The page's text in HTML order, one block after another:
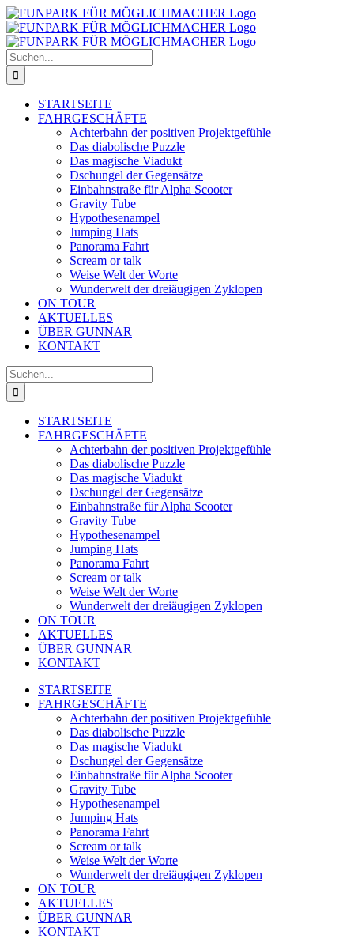
Zum
Inhalt
springen
Suche
nach:
STARTSEITE
FAHRGESCHÄFTE
Achterbahn der positiven Projektgefühle
Das diabolische Puzzle
Das magische Viadukt
Dschungel der Gegensätze
Einbahnstraße für Alpha Scooter
Gravity Tube
Hypothesenampel
Jumping Hats
Panorama Fahrt
Scream or talk
Weise Welt der Worte
Wunderwelt der dreiäugigen Zyklopen
ON TOUR
AKTUELLES
ÜBER GUNNAR
KONTAKT
Suche
nach:
STARTSEITE
FAHRGESCHÄFTE
Achterbahn der positiven Projektgefühle
Das diabolische Puzzle
Das magische Viadukt
Dschungel der Gegensätze
Einbahnstraße für Alpha Scooter
Gravity Tube
Hypothesenampel
Jumping Hats
Panorama Fahrt
Scream or talk
Weise Welt der Worte
Wunderwelt der dreiäugigen Zyklopen
ON TOUR
AKTUELLES
ÜBER GUNNAR
KONTAKT
STARTSEITE
FAHRGESCHÄFTE
Achterbahn der positiven Projektgefühle
Das diabolische Puzzle
Das magische Viadukt
Dschungel der Gegensätze
Einbahnstraße für Alpha Scooter
Gravity Tube
Hypothesenampel
Jumping Hats
Panorama Fahrt
Scream or talk
Weise Welt der Worte
Wunderwelt der dreiäugigen Zyklopen
ON TOUR
AKTUELLES
ÜBER GUNNAR
KONTAKT